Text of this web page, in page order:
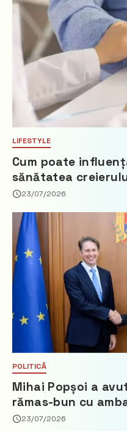
LIFESTYLE
Cum poate
sănătatea
23/07/2026
POLITICĂ
Mihai Popșoi a
rămas-bun cu
Țărilor de Jos, Fred
23/07/2026